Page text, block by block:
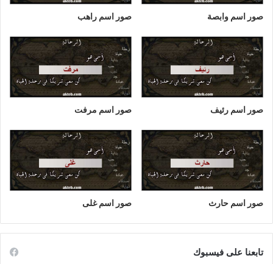
صور اسم وابصة صور اسم راهب
صور اسم رئيف صور اسم مرفت
صور اسم حارث صور اسم غلى
تابعنا على فيسبوك